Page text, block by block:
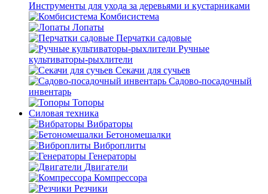
Инструменты для ухода за деревьями и кустарниками
Комбисистема
Лопаты
Перчатки садовые
Ручные
культиваторы-рыхлители
Секачи для сучьев
Садово-посадочный
инвентарь
Топоры
Силовая техника
Вибраторы
Бетономешалки
Виброплиты
Генераторы
Двигатели
Компрессора
Резчики